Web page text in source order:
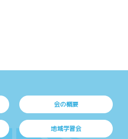
会の概要
地域学習会